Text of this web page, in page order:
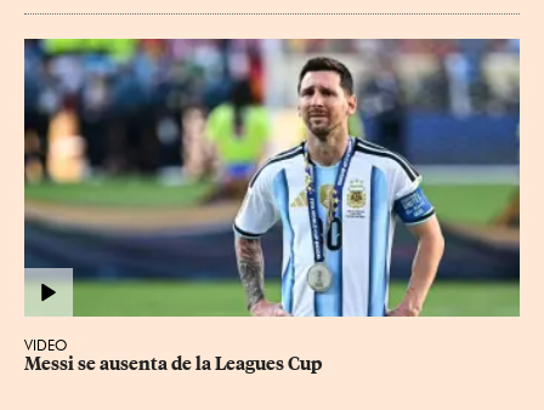
VIDEO
Messi se ausenta de la Leagues Cup